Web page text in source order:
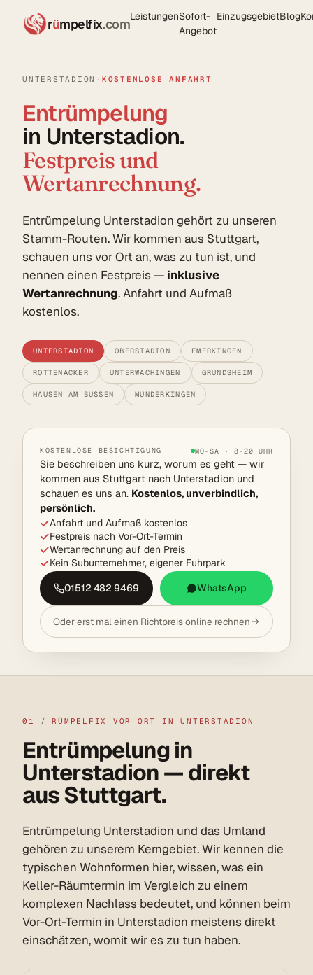
rümpelfix.comLeistungenSofort-
Angebot
EinzugsgebietBlog
UNTERSTADION · KOSTENLOSE ANFAHRT
Entrümpelung
in Unterstadion.
Festpreis und
Wertanrechnung.
Entrümpelung Unterstadion gehört zu unseren
Stamm-Routen. Wir kommen aus Stuttgart,
schauen uns vor Ort an, was zu tun ist, und
nennen einen Festpreis — inklusive
Wertanrechnung. Anfahrt und Aufmaß
kostenlos.
UNTERSTADION OBERSTADION EMERKINGEN
ROTTENACKER UNTERWACHINGEN GRUNDSHEIM
HAUSEN AM BUSSEN MUNDERKINGEN
KOSTENLOSE BESICHTIGUNG MO–SA · 8–20 UHR
Sie beschreiben uns kurz, worum es geht — wir
kommen aus Stuttgart nach Unterstadion und
schauen es uns an. Kostenlos, unverbindlich,
persönlich.
Anfahrt und Aufmaß kostenlos
Festpreis nach Vor-Ort-Termin
Wertanrechnung auf den Preis
Kein Subunternehmer, eigener Fuhrpark
01512 482 9469
WhatsApp
Oder erst mal einen Richtpreis online rechnen
01 / RÜMPELFIX VOR ORT IN UNTERSTADION
Entrümpelung in
Unterstadion — direkt
aus Stuttgart.
Entrümpelung Unterstadion und das Umland
gehören zu unserem Kerngebiet. Wir kennen die
typischen Wohnformen hier, wissen, was ein
Keller-Räumtermin im Vergleich zu einem
komplexen Nachlass bedeutet, und können beim
Vor-Ort-Termin in Unterstadion meistens direkt
einschätzen, womit wir es zu tun haben.